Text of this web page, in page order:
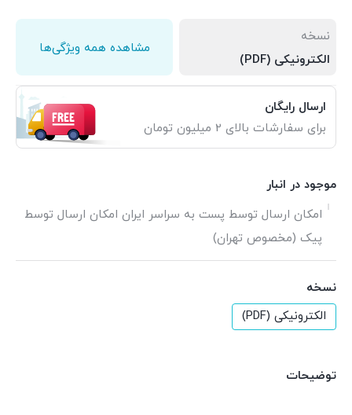
نسخه
الکترونیکی (PDF)
مشاهده همه ویژگی‌ها
ارسال رایگان
برای سفارشات بالای 2 میلیون تومان
موجود در انبار
امکان ارسال توسط پست به سراسر ایران امکان ارسال توسط
پیک (مخصوص تهران)
نسخه
الکترونیکی (PDF)
توضیحات